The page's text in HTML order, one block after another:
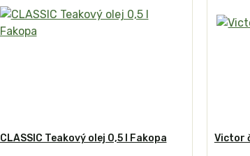
CLASSIC Teakový olej 0,5 l Fakopa Victor